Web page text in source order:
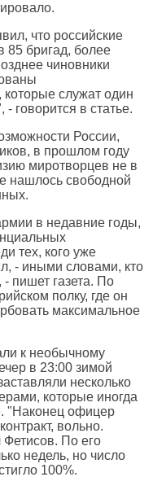
что российские
85 бригад, более
чиновники
служат один
говорится в статье.
России,
в прошлом году
миротворцев не в
нашлось свободной
в недавние годы,
тех, кого уже
- иными словами, кто
пишет газета. По
полку, где он
максимальное
к необычному
в 23:00 зимой
несколько
которые иногда
"Наконец офицер
вольно.
Фетисов. По его
недель, но число
100%.